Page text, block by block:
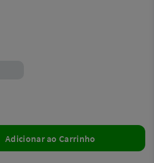
Adicionar ao Carrinho